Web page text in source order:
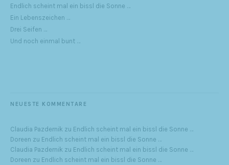
Endlich scheint mal ein bissl die Sonne …
Ein Lebenszeichen …
Drei Seifen …
Und noch einmal bunt …
NEUESTE KOMMENTARE
Claudia Pazdernik zu Endlich scheint mal ein bissl die Sonne …
Doreen zu Endlich scheint mal ein bissl die Sonne …
Claudia Pazdernik zu Endlich scheint mal ein bissl die Sonne …
Doreen zu Endlich scheint mal ein bissl die Sonne …